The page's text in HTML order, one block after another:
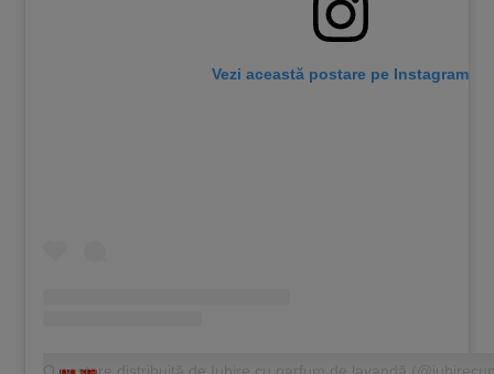
Vezi această postare pe Instagram